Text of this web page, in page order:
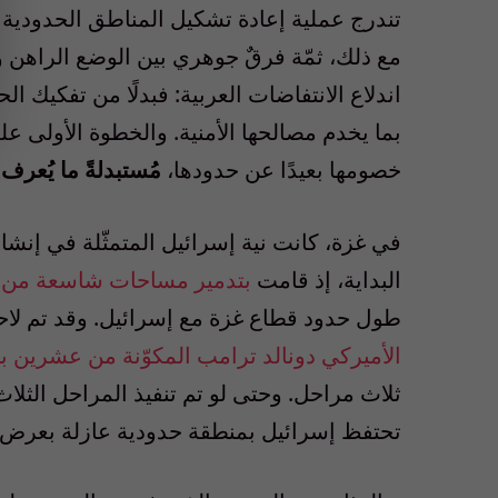
تندرج عملية إعادة تشكيل المناطق
مع ذلك، ثمّة فرقٌ جوهري بين الوضع
اندلاع الانتفاضات العربية: فبدلًا من
بما يخدم مصالحها الأمنية. والخطوة
خصومها بعيدًا عن حدودها، مُستبدلةً ما يُعرف
في غزة، كانت نية إسرائيل المتمثّلة في
البداية، إذ قامت بتدمير مساحات شاسعة من
طول حدود قطاع غزة مع إسرائيل. وقد تم
الأميركي دونالد ترامب المكوّنة من عشرين
ثلاث مراحل. وحتى لو تم تنفيذ المراحل
تحتفظ إسرائيل بمنطقة حدودية عازلة